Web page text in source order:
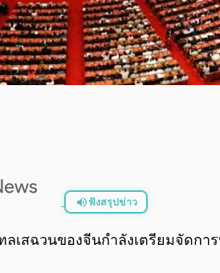
ฟังสรุปข่าว
สฉวนของจีนกำลังเตรียมจัดกา